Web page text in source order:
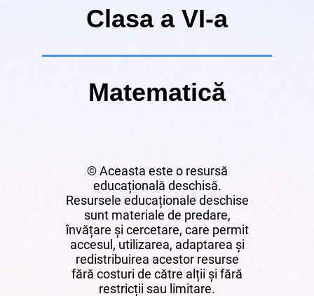
Clasa a VI-a
Matematică
© Aceasta este o resursă
educațională deschisă.
Resursele educaționale deschise
sunt materiale de predare,
învățare și cercetare, care permit
accesul, utilizarea, adaptarea și
redistribuirea acestor resurse
fără costuri de către alții și fără
restricții sau limitare.